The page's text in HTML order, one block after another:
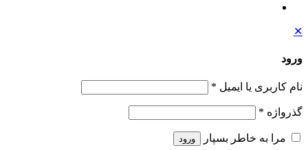
✕
ورود
نام کاربری یا ایمیل *
گذرواژه *
مرا به خاطر بسپار ورود